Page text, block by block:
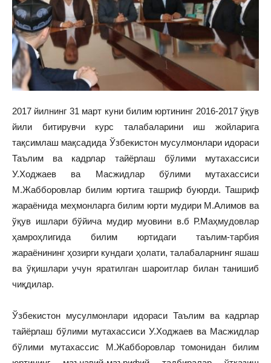
2017 йилнинг 31 март куни билим юртининг 2016-2017 ўқув
йили битирувчи курс талабаларини иш жойларига
тақсимлаш мақсадида Ўзбекистон мусулмонлари идораси
Таълим ва кадрлар тайёрлаш бўлими мутахассиси
У.Ходжаев ва Масжидлар бўлими мутахассиси
М.Жабборовлар билим юртига ташриф буюрди. Ташриф
жараёнида меҳмонларга билим юрти мудири М.Алимов ва
ўқув ишлари бўйича мудир муовини в.б Р.Маҳмудовлар
ҳамроҳлигида билим юртидаги таълим-тарбия
жараёнининг ҳозирги кундаги ҳолати, талабаларнинг яшаш
ва ўқишлари учун яратилган шароитлар билан танишиб
чиқдилар.
Ўзбекистон мусулмонлари идораси Таълим ва кадрлар
тайёрлаш бўлими мутахассиси У.Ходжаев ва Масжидлар
бўлими мутахассис М.Жабборовлар томонидан билим